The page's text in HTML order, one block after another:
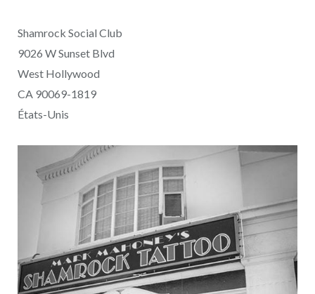
Shamrock Social Club
9026 W Sunset Blvd
West Hollywood
CA 90069-1819
États-Unis